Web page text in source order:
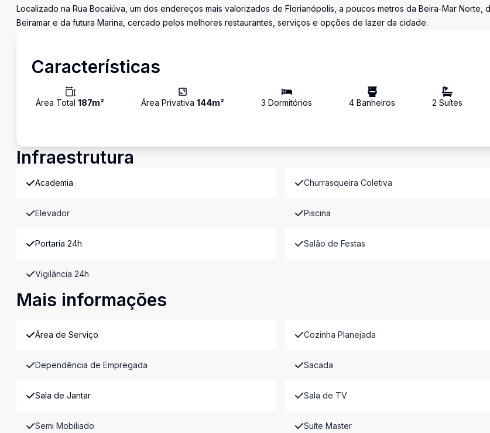
Localizado na Rua Bocaiúva, um dos endereços mais valorizados de Florianópolis, a poucos metros da Beira-Mar Norte,
Beiramar e da futura Marina, cercado pelos melhores restaurantes, serviços e opções de lazer da cidade.
Características
Área Total 187m² Área Privativa144m² 3 Dormitórios 4 Banheiros 2 Suítes
Infraestrutura
Academia Churrasqueira Coletiva
Elevador Piscina
Portaria 24h Salão de Festas
Vigilância 24h
Mais informações
Área de Serviço Cozinha Planejada
Dependência de Empregada Sacada
Sala de Jantar Sala de TV
Semi Mobiliado Suíte Master